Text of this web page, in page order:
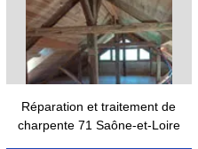
Réparation et traitement de
charpente 71 Saône-et-Loire